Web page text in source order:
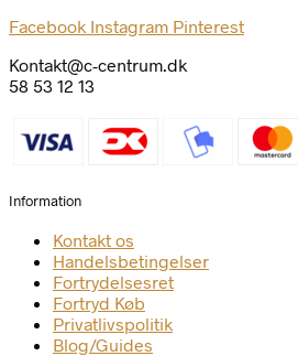
Facebook Instagram Pinterest
Kontakt@c-centrum.dk
58 53 12 13
Information
Kontakt os
Handelsbetingelser
Fortrydelsesret
Fortryd Køb
Privatlivspolitik
Blog/Guides